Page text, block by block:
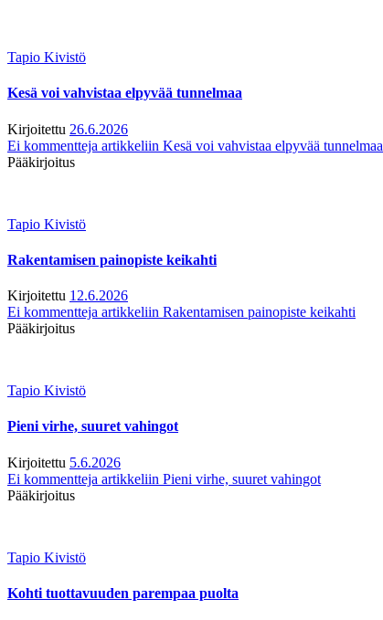
Tapio Kivistö
Kesä voi vahvistaa elpyvää tunnelmaa
Kirjoitettu 26.6.2026
Ei kommentteja artikkeliin Kesä voi vahvistaa elpyvää tunnelmaa
Pääkirjoitus
Tapio Kivistö
Rakentamisen painopiste keikahti
Kirjoitettu 12.6.2026
Ei kommentteja artikkeliin Rakentamisen painopiste keikahti
Pääkirjoitus
Tapio Kivistö
Pieni virhe, suuret vahingot
Kirjoitettu 5.6.2026
Ei kommentteja artikkeliin Pieni virhe, suuret vahingot
Pääkirjoitus
Tapio Kivistö
Kohti tuottavuuden parempaa puolta